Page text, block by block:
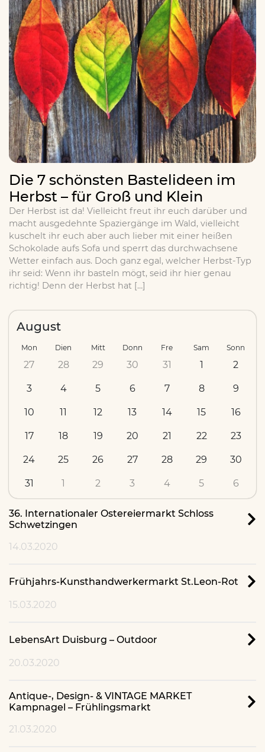
Die 7 schönsten Bastelideen im
Herbst – für Groß und Klein
Der Herbst ist da! Vielleicht freut ihr euch darüber und
macht ausgedehnte Spaziergänge im Wald, vielleicht
kuschelt ihr euch aber auch lieber mit einer heißen
Schokolade aufs Sofa und sperrt das durchwachsene
Wetter einfach aus. Doch ganz egal, welcher Herbst-Typ
ihr seid: Wenn ihr basteln mögt, seid ihr hier genau
richtig! Denn der Herbst hat […]
36. Internationaler Ostereiermarkt Schloss
Schwetzingen
14.03.2020
Frühjahrs-Kunsthandwerkermarkt St.Leon-Rot
15.03.2020
LebensArt Duisburg – Outdoor
20.03.2020
Antique-, Design- & VINTAGE MARKET
Kampnagel – Frühlingsmarkt
21.03.2020
August
Mon Dien Mitt Donn Fre Sam Sonn
27 28 29 30 31 1 2
3 4 5 6 7 8 9
10 11 12 13 14 15 16
17 18 19 20 21 22 23
24 25 26 27 28 29 30
31 1 2 3 4 5 6